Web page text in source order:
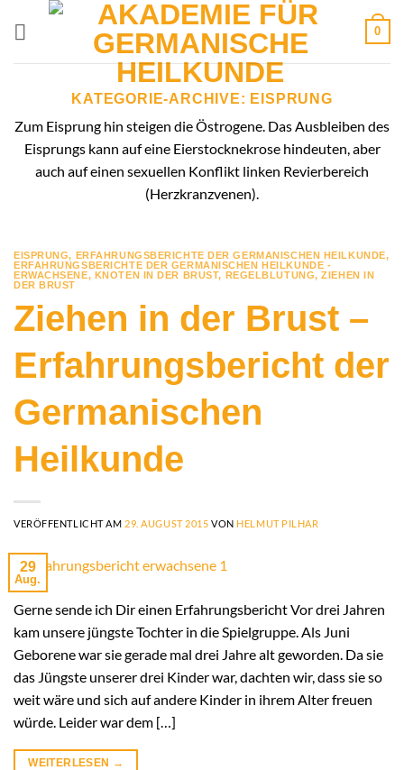
0
KATEGORIE-ARCHIVE: EISPRUNG
Zum Eisprung hin steigen die Östrogene. Das Ausbleiben des
Eisprungs kann auf eine Eierstocknekrose hindeuten, aber
auch auf einen sexuellen Konflikt linken Revierbereich
(Herzkranzvenen).
EISPRUNG, ERFAHRUNGSBERICHTE DER GERMANISCHEN HEILKUNDE,
ERFAHRUNGSBERICHTE DER GERMANISCHEN HEILKUNDE -
ERWACHSENE, KNOTEN IN DER BRUST, REGELBLUTUNG,ZIEHEN IN
DER BRUST
Ziehen in der Brust –
Erfahrungsbericht der
Germanischen
Heilkunde
VERÖFFENTLICHT AM 29. AUGUST 2015 VON HELMUT PILHAR
29
Aug.
Gerne sende ich Dir einen Erfahrungsbericht Vor drei Jahren
kam unsere jüngste Tochter in die Spielgruppe. Als Juni
Geborene war sie gerade mal drei Jahre alt geworden. Da sie
das Jüngste unserer drei Kinder war, dachten wir, dass sie so
weit wäre und sich auf andere Kinder in ihrem Alter freuen
würde. Leider war dem […]
WEITERLESEN →